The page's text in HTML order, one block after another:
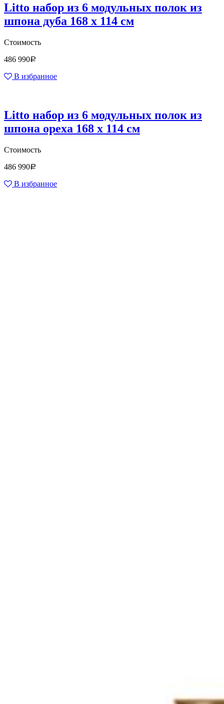
Litto набор из 6 модульных полок из
шпона дуба 168 x 114 см
Стоимость
486 990Р
В избранное
Litto набор из 6 модульных полок из
шпона ореха 168 x 114 см
Стоимость
486 990Р
В избранное